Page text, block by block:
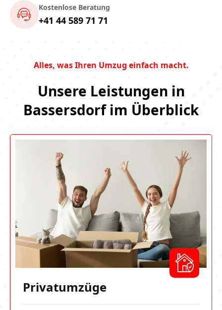
Kostenlose Beratung
+41 44 589 71 71
Alles, was Ihren Umzug einfach macht.
Unsere Leistungen in
Bassersdorf im Überblick
Privatumzüge